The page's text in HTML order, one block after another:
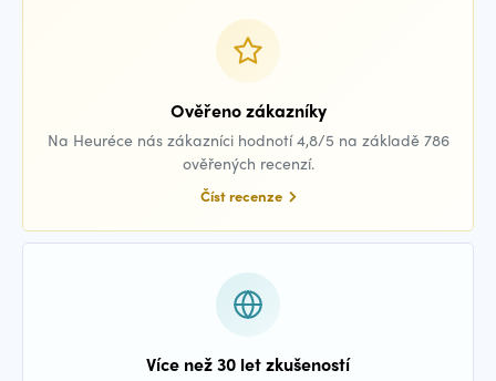
Ověřeno zákazníky
Na Heuréce nás zákazníci hodnotí 4,8/5 na základě 786
ověřených recenzí.
Číst recenze
Více než 30 let zkušeností